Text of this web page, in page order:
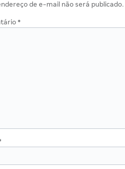
de e-mail não será publicado.
*